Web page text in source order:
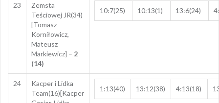
23
Zemsta
Teściowej JR(34)
[Tomasz
Korniłowicz,
Mateusz
Markiewicz] – 2
(14)
10:7(25) 10:13(1) 13:6(24)
24
Kacper i Lidka
Team(16)[Kacper
1:13(40) 13:12(38) 4:13(18)